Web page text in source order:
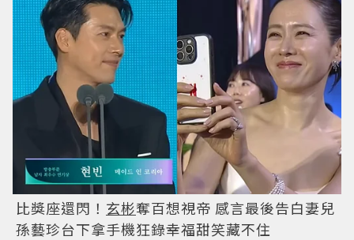
比獎座還閃！ 玄彬奪百想視帝 感言最後告白妻兒
孫藝珍台下拿手機狂錄幸福甜笑藏不住